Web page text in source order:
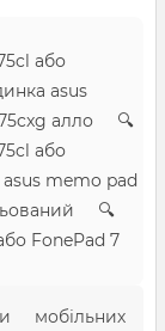
або
asus
алло 🔍
або
memo pad
🔍
FonePad 7
мобільних